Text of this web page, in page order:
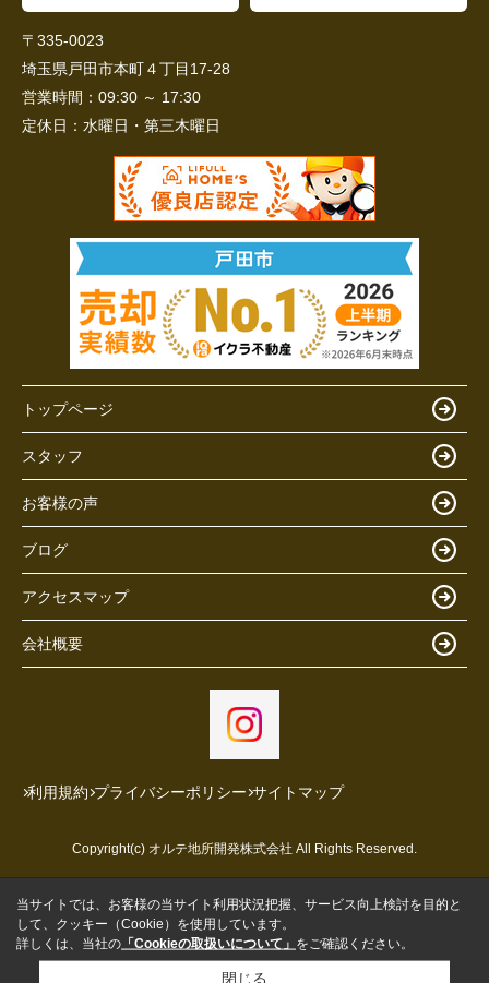
〒335-0023
埼玉県戸田市本町４丁目17-28
営業時間： 09:30 ～ 17:30
定休日： 水曜日・第三木曜日
トップページ
スタッフ
お客様の声
ブログ
アクセスマップ
会社概要
利用規約 プライバシーポリシー サイトマップ
Copyright(c) オルテ地所開発株式会社 All Rights Reserved.
当サイトでは、お客様の当サイト利用状況把握、サービス向上検討を目的と
して、クッキー（Cookie）を使用しています。
詳しくは、当社の 「Cookieの取扱いについて」 をご確認ください。
閉じる